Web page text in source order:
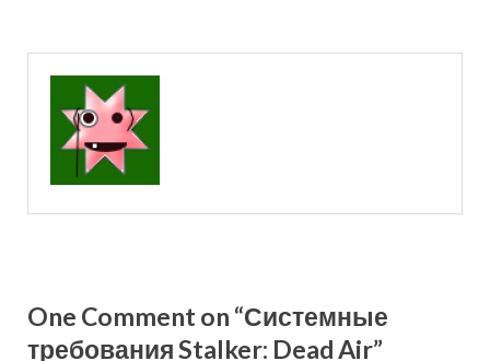
One Comment on “Системные
требования Stalker: Dead Air”